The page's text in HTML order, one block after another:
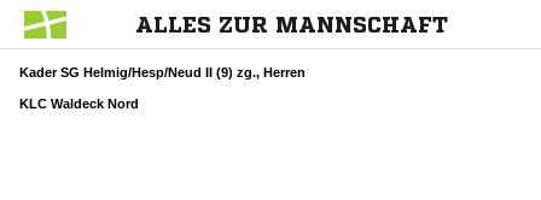
ALLES ZUR MANNSCHAFT
Kader SG Helmig/Hesp/Neud II (9) zg., Herren
KLC Waldeck Nord